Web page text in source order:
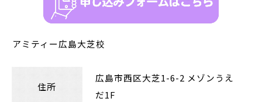
アミティー広島大芝校
住所
広島市西区大芝1-6-2 メゾンうえ
だ1F